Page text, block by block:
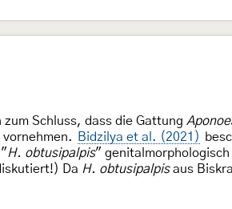
zum Schluss, dass die Gattung
Bidzilya et al. (2021)
H. obtusipalpis" genitalmorphologisch
Da H. obtusipalpisaus